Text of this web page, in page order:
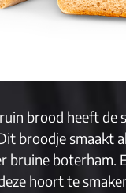
brood heeft de
broodje smaakt
bruine boterham.
hoort te